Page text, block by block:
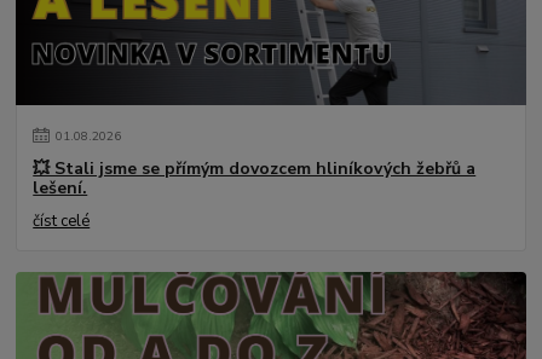
01.08.2026
💥 Stali jsme se přímým dovozcem hliníkových žebřů a
lešení.
číst celé